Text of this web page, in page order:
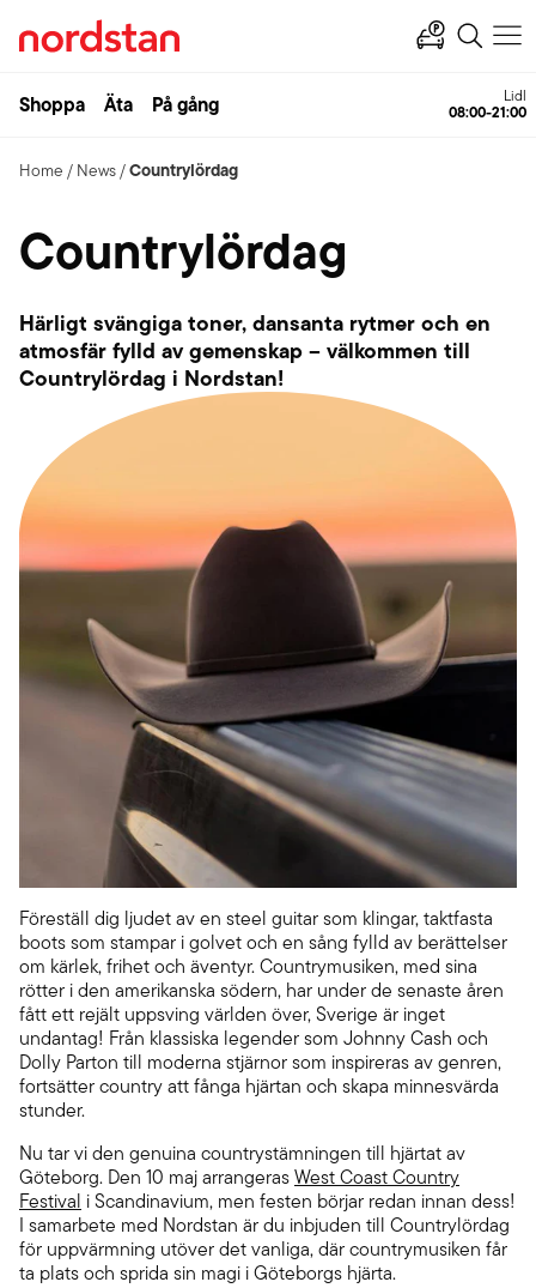
Shoppa Äta På gång Lidl
08:00-21:00
Home / News/Countrylördag
Countrylördag
Härligt svängiga toner, dansanta rytmer och en
atmosfär fylld av gemenskap – välkommen till
Countrylördag i Nordstan!
Föreställ dig ljudet av en steel guitar som klingar, taktfasta
boots som stampar i golvet och en sång fylld av berättelser
om kärlek, frihet och äventyr. Countrymusiken, med sina
rötter i den amerikanska södern, har under de senaste åren
fått ett rejält uppsving världen över, Sverige är inget
undantag! Från klassiska legender som Johnny Cash och
Dolly Parton till moderna stjärnor som inspireras av genren,
fortsätter country att fånga hjärtan och skapa minnesvärda
stunder.
Nu tar vi den genuina countrystämningen till hjärtat av
Göteborg. Den 10 maj arrangerasWest Coast Country
Festival i Scandinavium, men festen börjar redan innan dess!
I samarbete med Nordstan är du inbjuden till Countrylördag
för uppvärmning utöver det vanliga, där countrymusiken får
ta plats och sprida sin magi i Göteborgs hjärta.